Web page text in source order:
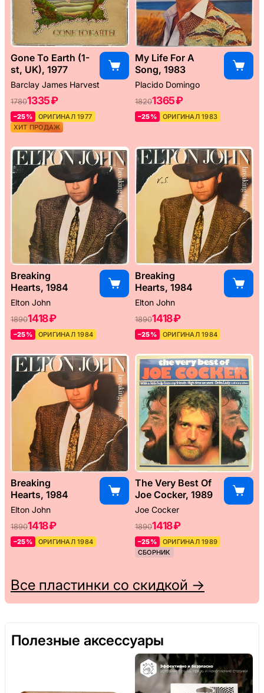
Gone To Earth (1-
st, UK), 1977
Barclay James Harvest
17801335 ₽
–25%
ОРИГИНАЛ 1977
ХИТ ПРОДАЖ
My Life For A
Song, 1983
Placido Domingo
18201365 ₽
–25% ОРИГИНАЛ 1983
Breaking
Hearts, 1984
Elton John
18901418 ₽
–25% ОРИГИНАЛ 1984
Breaking
Hearts, 1984
Elton John
18901418 ₽
–25% ОРИГИНАЛ 1984
Breaking
Hearts, 1984
Elton John
18901418 ₽
–25% ОРИГИНАЛ 1984
The Very Best Of
Joe Cocker, 1989
Joe Cocker
18901418 ₽
–25%
ОРИГИНАЛ 1989
СБОРНИК
Все пластинки со скидкой →
Полезные аксессуары